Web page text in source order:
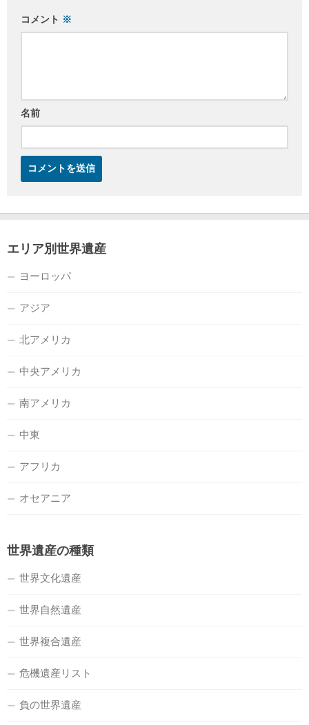
コメント ※
名前
エリア別世界遺産
ヨーロッパ
アジア
北アメリカ
中央アメリカ
南アメリカ
中東
アフリカ
オセアニア
世界遺産の種類
世界文化遺産
世界自然遺産
世界複合遺産
危機遺産リスト
負の世界遺産